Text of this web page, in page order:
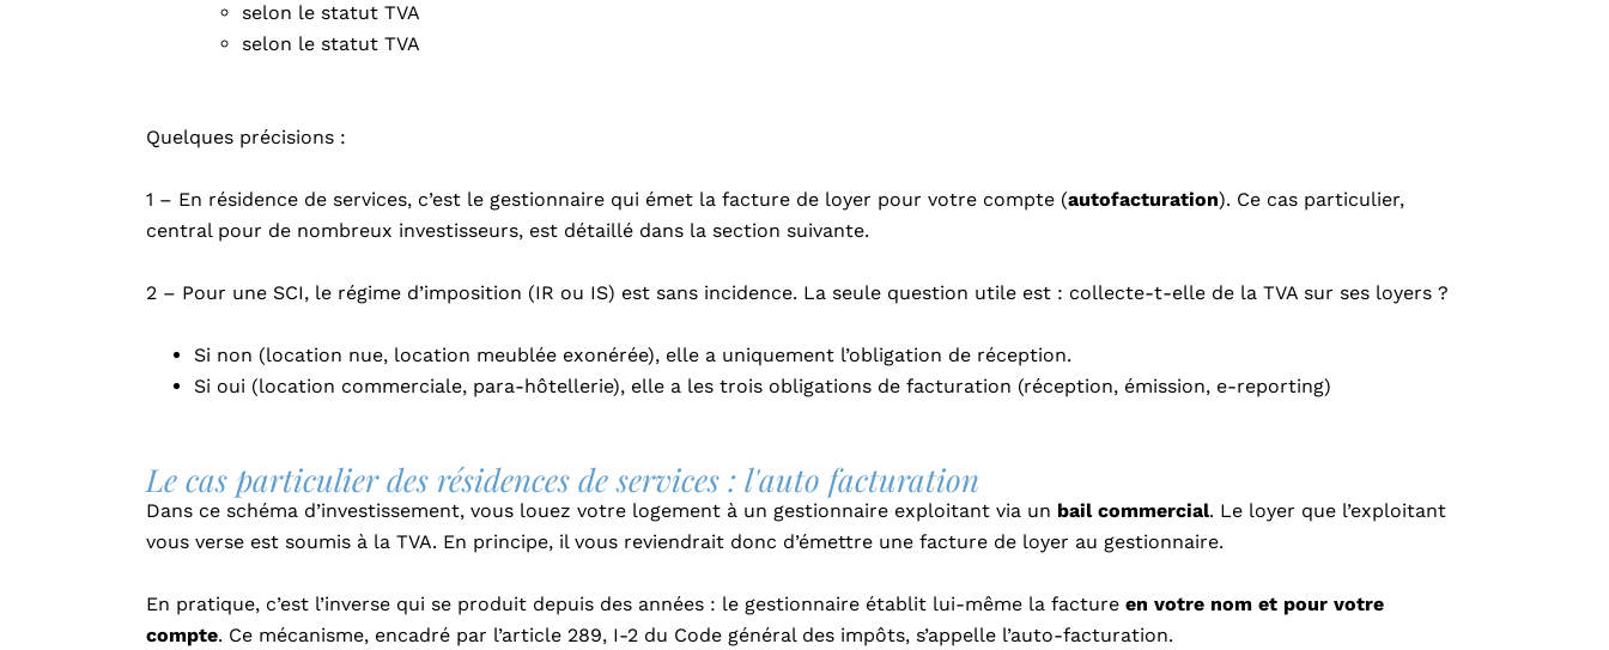
selon le statut TVA
selon le statut TVA
Quelques précisions :
1 – En résidence de services, c’est le gestionnaire qui émet la facture de loyer pour votre compte (autofacturation). Ce cas particulier,
central pour de nombreux investisseurs, est détaillé dans la section suivante.
2 – Pour une SCI, le régime d’imposition (IR ou IS) est sans incidence. La seule question utile est : collecte-t-elle de la TVA sur ses loyers ?
Si non (location nue, location meublée exonérée), elle a uniquement l’obligation de réception.
Si oui (location commerciale, para-hôtellerie), elle a les trois obligations de facturation (réception, émission, e-reporting)
Le cas particulier des résidences de services : l'auto facturation
Dans ce schéma d’investissement, vous louez votre logement à un gestionnaire exploitant via un bail commercial. Le loyer que l’exploitant
vous verse est soumis à la TVA. En principe, il vous reviendrait donc d’émettre une facture de loyer au gestionnaire.
En pratique, c’est l’inverse qui se produit depuis des années : le gestionnaire établit lui-même la facture en votre nom et pour votre
compte. Ce mécanisme, encadré par l’article 289, I-2 du Code général des impôts, s’appelle l’auto-facturation.